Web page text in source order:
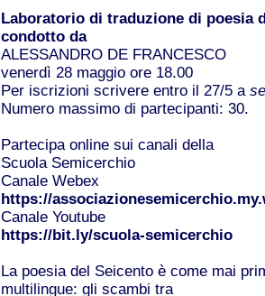
Laboratorio di traduzione di poesia
condotto da
ALESSANDRO DE FRANCESCO
venerdì 28 maggio ore 18.00
Per iscrizioni scrivere entro il 27/5 a
Numero massimo di partecipanti: 30.
Partecipa online sui canali della
Scuola Semicerchio
Canale Webex
https://
Canale Youtube
https://bit.ly/scuola-semicerchio
La poesia del Seicento è come mai
multilingue: gli scambi tra